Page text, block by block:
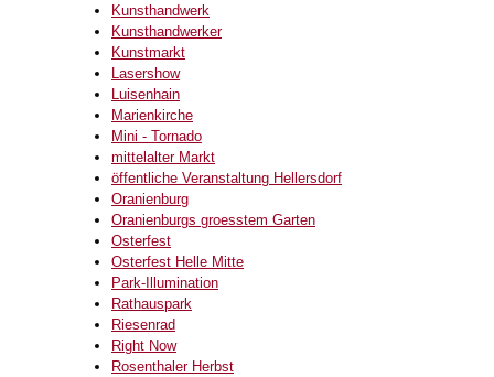
Kunsthandwerk
Kunsthandwerker
Kunstmarkt
Lasershow
Luisenhain
Marienkirche
Mini - Tornado
mittelalter Markt
öffentliche Veranstaltung Hellersdorf
Oranienburg
Oranienburgs groesstem Garten
Osterfest
Osterfest Helle Mitte
Park-Illumination
Rathauspark
Riesenrad
Right Now
Rosenthaler Herbst